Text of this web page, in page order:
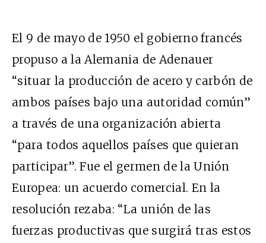
El 9 de mayo de 1950 el gobierno francés
propuso a la Alemania de Adenauer
“situar la producción de acero y carbón de
ambos países bajo una autoridad común”
a través de una organización abierta
“para todos aquellos países que quieran
participar”. Fue el germen de la Unión
Europea: un acuerdo comercial. En la
resolución rezaba: “La unión de las
fuerzas productivas que surgirá tras estos